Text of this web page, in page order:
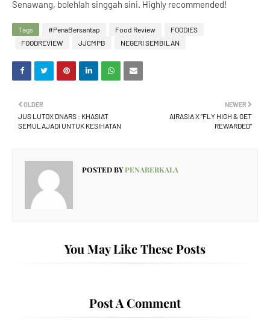
Senawang, bolehlah singgah sini. Highly recommended!
Tags #PenaBersantap Food Review
FOODIES
FOODREVIEW
JJCMPB NEGERI SEMBILAN
NEWER
AIRASIA X “FLY HIGH & GET
REWARDED”
OLDER
JUS LUTOX DNARS : KHASIAT
SEMULAJADI UNTUK KESIHATAN
POSTED BYPENABERKALA
You May Like These Posts
Post A Comment